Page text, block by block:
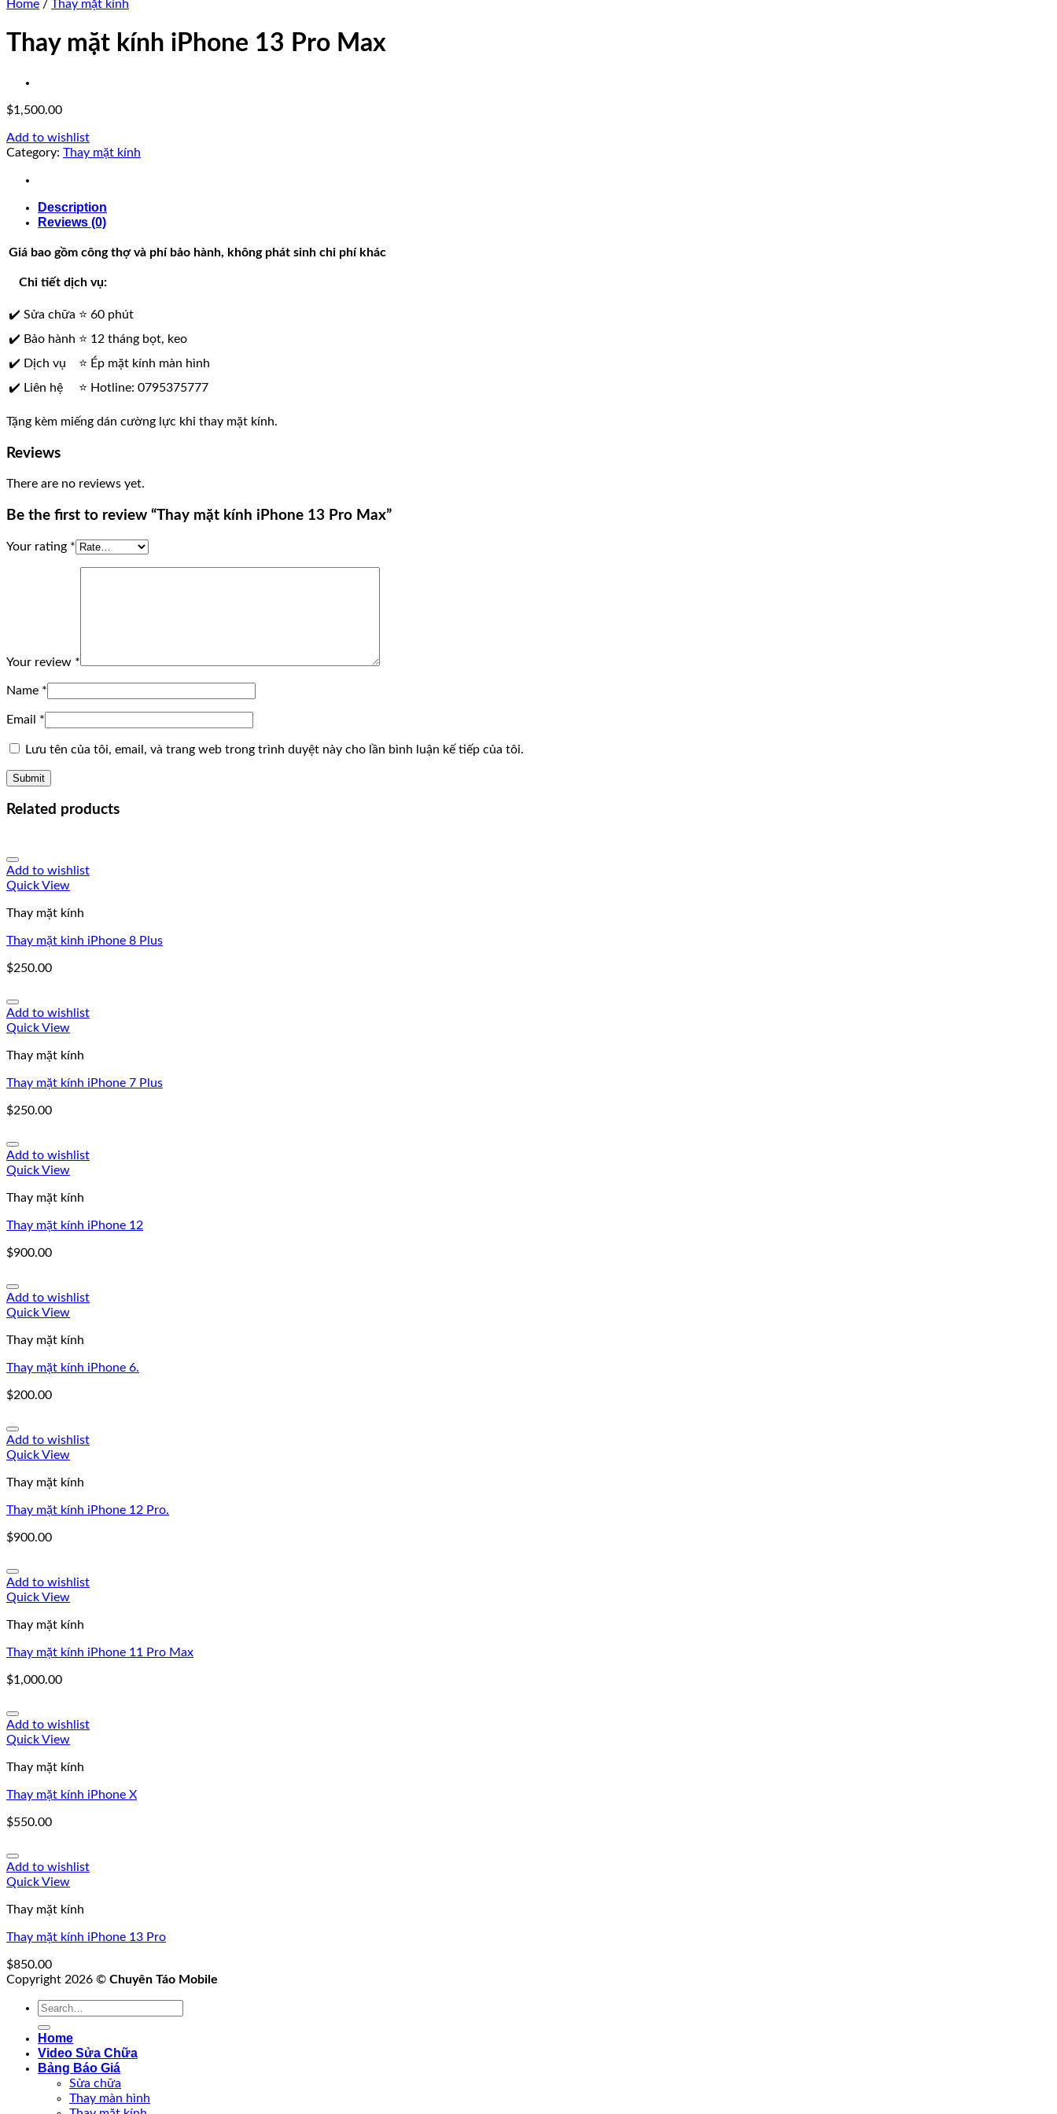
Home / Thay mặt kính
Thay mặt kính iPhone 13 Pro Max
$1,500.00
Add to wishlist
Category: Thay mặt kính
Description
Reviews (0)
Giá bao gồm công thợ và phí bảo hành, không phát sinh chi phí khác
Chi tiết dịch vụ:
✔️ Sửa chữa ⭐ 60 phút
✔️ Bảo hành ⭐ 12 tháng bọt, keo
✔️ Dịch vụ
⭐ Ép mặt kính màn hình
✔️ Liên hệ
⭐ Hotline: 0795375777
Tặng kèm miếng dán cường lực khi thay mặt kính.
Reviews
There are no reviews yet.
Be the first to review “Thay mặt kính iPhone 13 Pro Max”
Your rating *
Your review *
Name *
Email *
Lưu tên của tôi, email, và trang web trong trình duyệt này cho lần bình luận kế tiếp của tôi.
Related products
Add to wishlist
Quick View
Thay mặt kính
Thay mặt kinh iPhone 8 Plus
$250.00
Add to wishlist
Quick View
Thay mặt kính
Thay mặt kính iPhone 7 Plus
$250.00
Add to wishlist
Quick View
Thay mặt kính
Thay mặt kính iPhone 12
$900.00
Add to wishlist
Quick View
Thay mặt kính
Thay mặt kính iPhone 6.
$200.00
Add to wishlist
Quick View
Thay mặt kính
Thay mặt kính iPhone 12 Pro.
$900.00
Add to wishlist
Quick View
Thay mặt kính
Thay mặt kính iPhone 11 Pro Max
$1,000.00
Add to wishlist
Quick View
Thay mặt kính
Thay mặt kính iPhone X
$550.00
Add to wishlist
Quick View
Thay mặt kính
Thay mặt kính iPhone 13 Pro
$850.00
Copyright 2026 © Chuyên Táo Mobile
Search
Home
Video Sửa Chữa
Bảng Báo Giá
Sửa chữa
Thay màn hình